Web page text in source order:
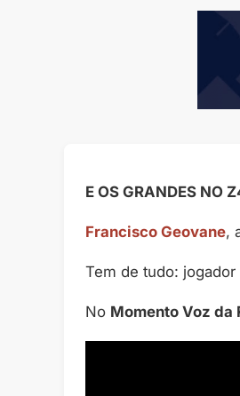
E OS GRANDES NO
Francisco Geovane,
Tem de tudo:
No Momento Voz da